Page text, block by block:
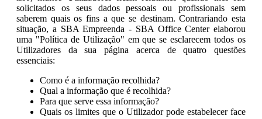
solicitados os seus dados pessoais ou profissionais sem
saberem quais os fins a que se destinam. Contrariando esta
situação, a SBA Empreenda - SBA Office Center elaborou
uma "Política de Utilização" em que se esclarecem todos os
Utilizadores da sua página acerca de quatro questões
essenciais:
Como é a informação recolhida?
Qual a informação que é recolhida?
Para que serve essa informação?
Quais os limites que o Utilizador pode estabelecer face